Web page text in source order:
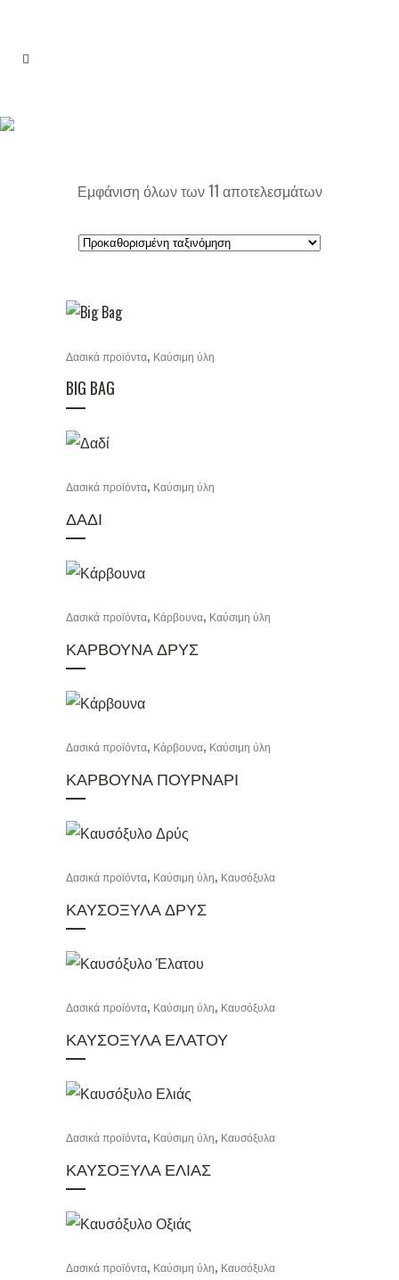
Εμφάνιση όλων των 11 αποτελεσμάτων
Δασικά προϊόντα, Καύσιμη ύλη
BIG BAG
Δασικά προϊόντα, Καύσιμη ύλη
ΔΑΔΙ
Δασικά προϊόντα, Κάρβουνα, Καύσιμη ύλη
ΚΑΡΒΟΥΝΑ ΔΡΥΣ
Δασικά προϊόντα, Κάρβουνα, Καύσιμη ύλη
ΚΑΡΒΟΥΝΑ ΠΟΥΡΝΑΡΙ
Δασικά προϊόντα, Καύσιμη ύλη, Καυσόξυλα
ΚΑΥΣΟΞΥΛΑ ΔΡΥΣ
Δασικά προϊόντα, Καύσιμη ύλη, Καυσόξυλα
ΚΑΥΣΟΞΥΛΑ ΕΛΑΤΟΥ
Δασικά προϊόντα, Καύσιμη ύλη, Καυσόξυλα
ΚΑΥΣΟΞΥΛΑ ΕΛΙΑΣ
Δασικά προϊόντα, Καύσιμη ύλη, Καυσόξυλα